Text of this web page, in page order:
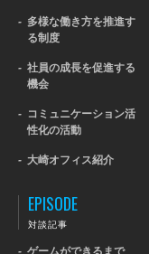
- 多様な働き方を推進す
る制度
- 社員の成長を促進する
機会
- コミュニケーション活
性化の活動
- 大崎オフィス紹介
EPISODE
対談記事